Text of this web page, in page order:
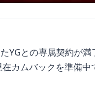
YGとの専属契約が
カムバックを準備